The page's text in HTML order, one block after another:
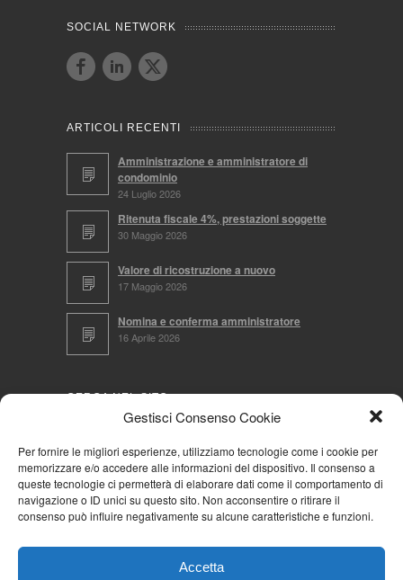
Gestisci Consenso Cookie
Per fornire le migliori esperienze, utilizziamo tecnologie come i cookie per
memorizzare e/o accedere alle informazioni del dispositivo. Il consenso a
queste tecnologie ci permetterà di elaborare dati come il comportamento di
navigazione o ID unici su questo sito. Non acconsentire o ritirare il
consenso può influire negativamente su alcune caratteristiche e funzioni.
Accetta
SOCIAL NETWORK
ARTICOLI RECENTI
Amministrazione e amministratore di
condominio
24 Luglio 2026
Ritenuta fiscale 4%, prestazioni soggette
30 Maggio 2026
Valore di ricostruzione a nuovo
17 Maggio 2026
Nomina e conferma amministratore
16 Aprile 2026
CERCA NEL SITO
NAVIGA PER
Mappa completa
Cookie Policy (UE)